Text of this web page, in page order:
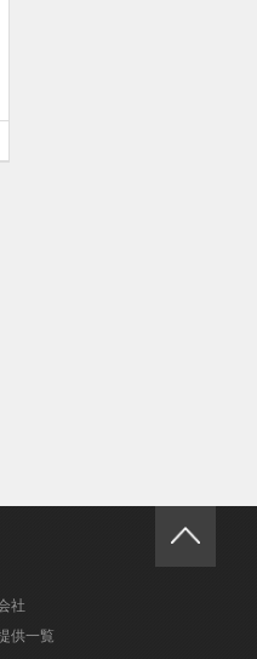
社
供一覧